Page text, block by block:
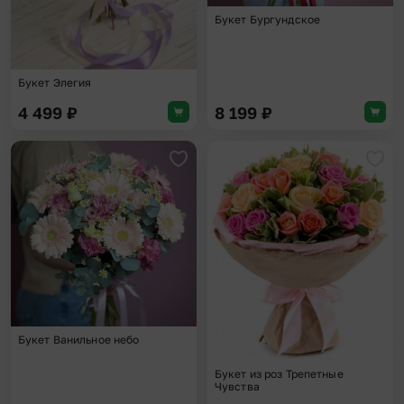
Букет Элегия
4 499 ₽
Букет Бургундское
8 199 ₽
Добавить в избранное
Букет Ванильное небо
Букет из роз Трепетные
Чувства